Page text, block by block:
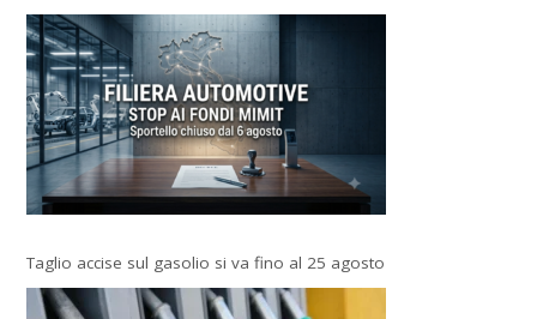
Taglio accise sul gasolio si va fino al 25 agosto